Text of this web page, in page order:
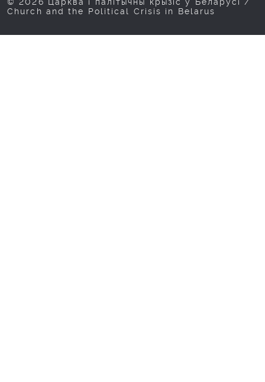
Church and the Political Crisis in Belarus